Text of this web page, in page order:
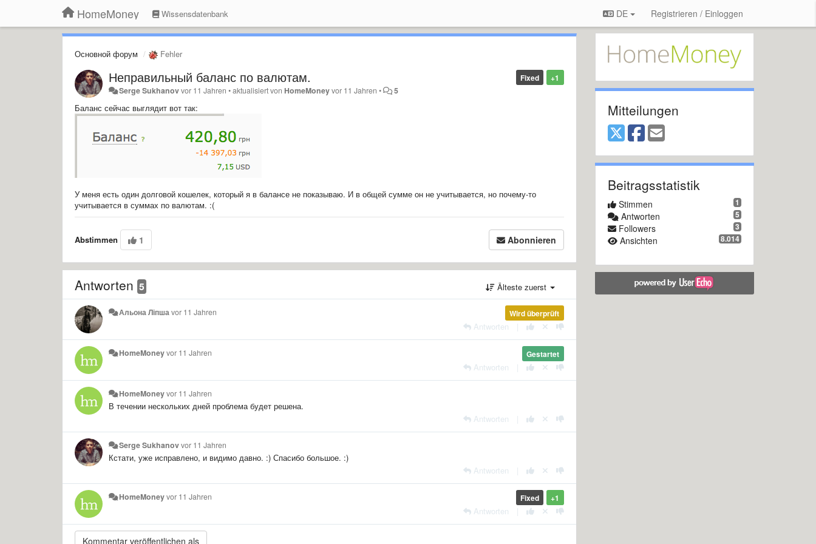
HomeMoney Wissensdatenbank DE Registrieren / Einloggen
Основной форум Fehler
+1
Fixed
Неправильный баланс по валютам.
Serge Sukhanovvor 11 Jahren •aktualisiert von HomeMoneyvor 11 Jahren • 5
Баланс сейчас выглядит вот так:
У меня есть один долговой кошелек, который я в балансе не показываю. И в общей сумме он не учитывается, но почему-то
учитывается в суммах по валютам. :(
Abstimmen 1 Abonnieren
Antworten 5 Älteste zuerst
Wird überprüft
Альона Ліпша vor 11 Jahren
Antworten
Gestartet
HomeMoneyvor 11 Jahren
Antworten
HomeMoneyvor 11 Jahren
В течении нескольких дней проблема будет решена.
Antworten
Serge Sukhanovvor 11 Jahren
Кстати, уже исправлено, и видимо давно. :) Спасибо большое. :)
Antworten
+1
Fixed
HomeMoneyvor 11 Jahren
Antworten
Mitteilungen
Beitragsstatistik
1
Stimmen
5
Antworten
3
Followers
8.014
Ansichten